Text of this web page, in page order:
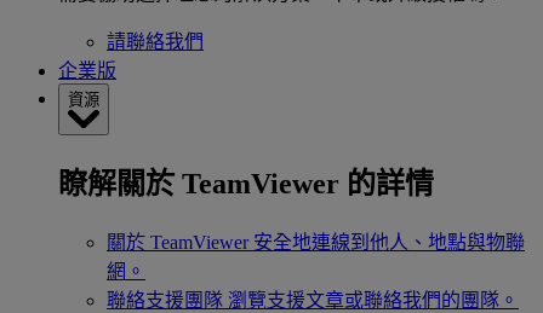
請聯絡我們
企業版
資源
瞭解關於 TeamViewer 的詳情
關於 TeamViewer 安全地連線到他人、地點與物聯
網。
聯絡支援團隊 瀏覽支援文章或聯絡我們的團隊。